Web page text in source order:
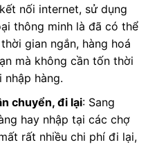
nối internet, sử dụng
thông minh là đã có thể
gian ngắn, hàng hoá
mà không cần tốn thời
hàng.
chuyển, đi lại: Sang
hay nhập tại các chợ
rất nhiều chi phí đi lại,